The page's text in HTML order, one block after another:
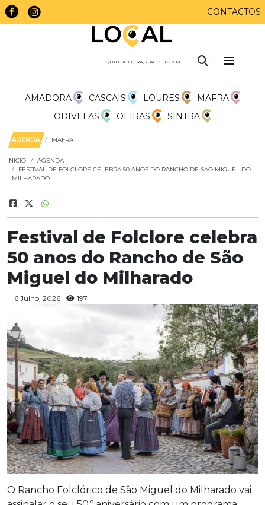
CONTACTOS
QUINTA-FEIRA, 6 AGOSTO 2026
AMADORA CASCAIS LOURES
MAFRA
ODIVELAS
OEIRAS SINTRA
AGENDA MAFRA
INICIO
AGENDA
FESTIVAL DE FOLCLORE CELEBRA 50 ANOS DO RANCHO DE SAO MIGUEL DO
MILHARADO
Festival de Folclore celebra
50 anos do Rancho de São
Miguel do Milharado
6 Julho, 2026 197
O Rancho Folclórico de São Miguel do Milharado vai